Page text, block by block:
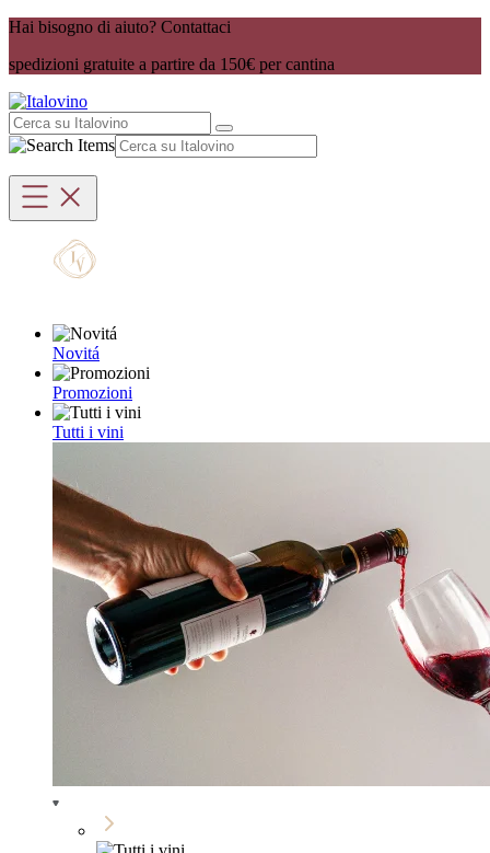
Hai bisogno di aiuto? Contattaci
spedizioni gratuite a partire da 150€ per cantina
Novitá
Promozioni
Tutti i vini